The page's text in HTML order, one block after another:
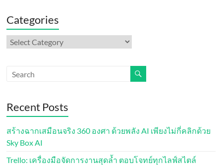
Categories
Categories
Recent Posts
สร้างฉากเสมือนจริง 360 องศา ด้วยพลัง AI เพียงไม่กี่คลิกด้วย
Sky Box AI
Trello: เครื่องมือจัดการงานสุดล้ำ ตอบโจทย์ทุกไลฟ์สไตล์